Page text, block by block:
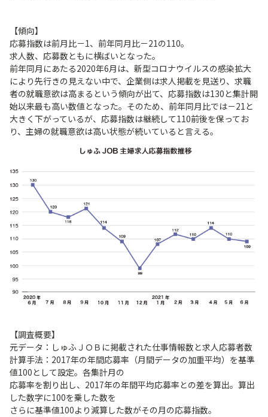
【傾向】
応募指数は前月比－1、前年同月比－21の110。
求人数、応募数ともに横ばいとなった。
前年同月にあたる2020年6月は、新型コロナウイルスの感染拡大
により先行きの見えない中で、企業側は求人掲載を見送り、求職
者の就職意欲は高まるという傾向が出て、応募指数は130と集計開
始以来最も高い数値となった。そのため、前年同月比では－21と
大きく下がっているが、応募指数は継続して110前後を保ってお
り、主婦の就職意欲は高い状態が続いていると言える。
【調査概要】
元データ：しゅふＪＯＢに掲載された仕事情報数と求人応募者数
計算手法：2017年の年間応募率（月間データの加重平均）を基準
値100として設定。各集計月の
応募率を割り出し、2017年の年間平均応募率との差を算出。算出
した数字に100を乗した数を
さらに基準値100より減算した数がその月の応募指数。